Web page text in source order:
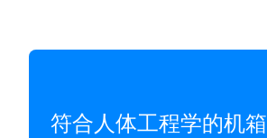
符合人体工程学的机箱